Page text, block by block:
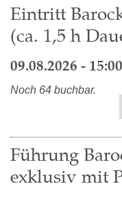
Eintritt
(ca. 1,5 h
09.08.2026 -
Noch 64 buchbar.
Führung
exklusiv mit